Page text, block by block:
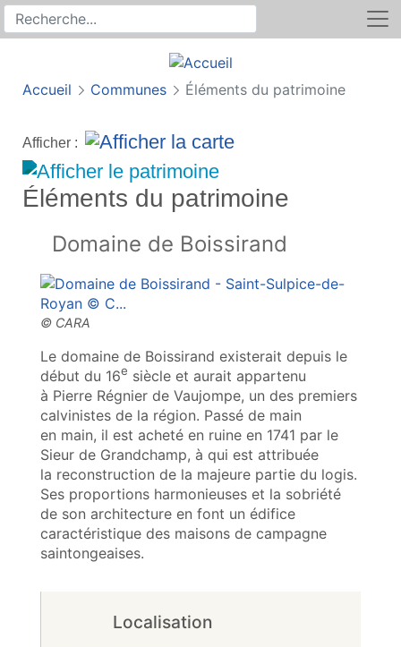
Recherche sur le site
Rechercher
Accueil Communes Éléments du patrimoine
Afficher :
Éléments du patrimoine
Domaine de Boissirand
Le domaine de Boissirand existerait depuis le
début du 16e siècle et aurait appartenu
à Pierre Régnier de Vaujompe, un des premiers
calvinistes de la région. Passé de main
en main, il est acheté en ruine en 1741 par le
Sieur de Grandchamp, à qui est attribuée
la reconstruction de la majeure partie du logis.
Ses proportions harmonieuses et la sobriété
de son architecture en font un édifice
caractéristique des maisons de campagne
saintongeaises.
Localisation